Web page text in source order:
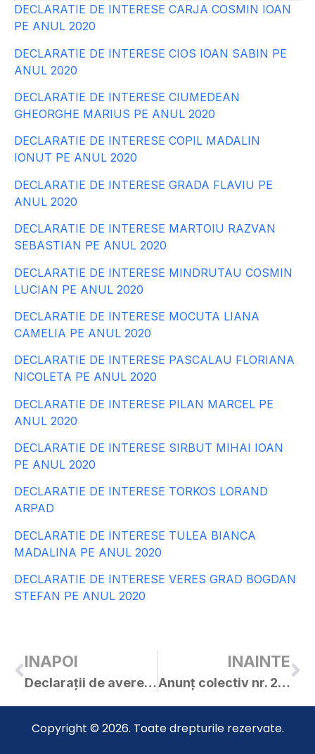
DECLARATIE DE INTERESE CARJA COSMIN IOAN
PE ANUL 2020
DECLARATIE DE INTERESE CIOS IOAN SABIN PE
ANUL 2020
DECLARATIE DE INTERESE CIUMEDEAN
GHEORGHE MARIUS PE ANUL 2020
DECLARATIE DE INTERESE COPIL MADALIN
IONUT PE ANUL 2020
DECLARATIE DE INTERESE GRADA FLAVIU PE
ANUL 2020
DECLARATIE DE INTERESE MARTOIU RAZVAN
SEBASTIAN PE ANUL 2020
DECLARATIE DE INTERESE MINDRUTAU COSMIN
LUCIAN PE ANUL 2020
DECLARATIE DE INTERESE MOCUTA LIANA
CAMELIA PE ANUL 2020
DECLARATIE DE INTERESE PASCALAU FLORIANA
NICOLETA PE ANUL 2020
DECLARATIE DE INTERESE PILAN MARCEL PE
ANUL 2020
DECLARATIE DE INTERESE SIRBUT MIHAI IOAN
PE ANUL 2020
DECLARATIE DE INTERESE TORKOS LORAND
ARPAD
DECLARATIE DE INTERESE TULEA BIANCA
MADALINA PE ANUL 2020
DECLARATIE DE INTERESE VERES GRAD BOGDAN
STEFAN PE ANUL 2020
INAPOI
Declarații de avere – consilieri locali – 2020 (în urma validării C.L., mandat 2020-2024)
INAINTE
Anunț colectiv nr. 25616 / 24.11.2020
Copyright © 2026. Toate drepturile rezervate.